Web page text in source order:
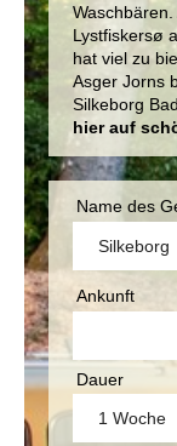
Lystfiskersø
hat viel zu
Asger Jorns
Silkeborg
hier auf
Name des
Ankunft
Dauer